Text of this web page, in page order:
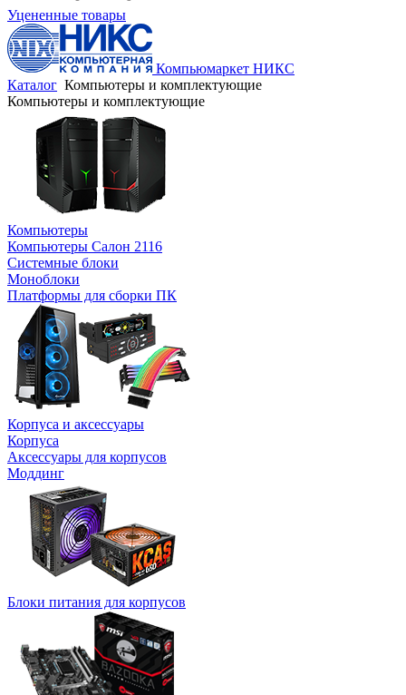
Уцененные товары
Компьюмаркет НИКС
Каталог Компьютеры и комплектующие
Компьютеры и комплектующие
Компьютеры
Компьютеры Салон 2116
Системные блоки
Моноблоки
Платформы для сборки ПК
Корпуса и аксессуары
Корпуса
Аксессуары для корпусов
Моддинг
Блоки питания для корпусов